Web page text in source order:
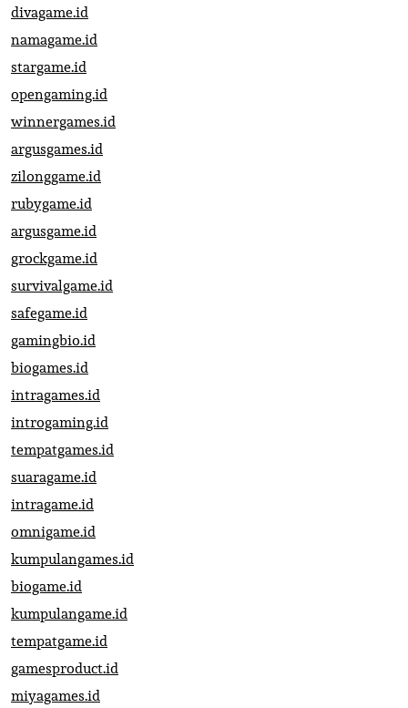
divagame.id
namagame.id
stargame.id
opengaming.id
winnergames.id
argusgames.id
zilonggame.id
rubygame.id
argusgame.id
grockgame.id
survivalgame.id
safegame.id
gamingbio.id
biogames.id
intragames.id
introgaming.id
tempatgames.id
suaragame.id
intragame.id
omnigame.id
kumpulangames.id
biogame.id
kumpulangame.id
tempatgame.id
gamesproduct.id
miyagames.id